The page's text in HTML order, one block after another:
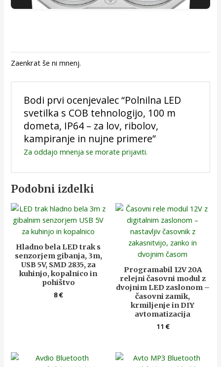
Zaenkrat še ni mnenj.
Bodi prvi ocenjevalec “Polnilna LED
svetilka s COB tehnologijo, 100 m
dometa, IP64 – za lov, ribolov,
kampiranje in nujne primere”
Za oddajo mnenja se morate prijaviti.
Podobni izdelki
Hladno bela LED trak s
senzorjem gibanja, 3m,
USB 5V, SMD 2835, za
kuhinjo, kopalnico in
pohištvo
8€
Programabil 12V 20A
relejni časovni modul z
dvojnim LED zaslonom –
časovni zamik,
krmiljenje in DIY
avtomatizacija
11€